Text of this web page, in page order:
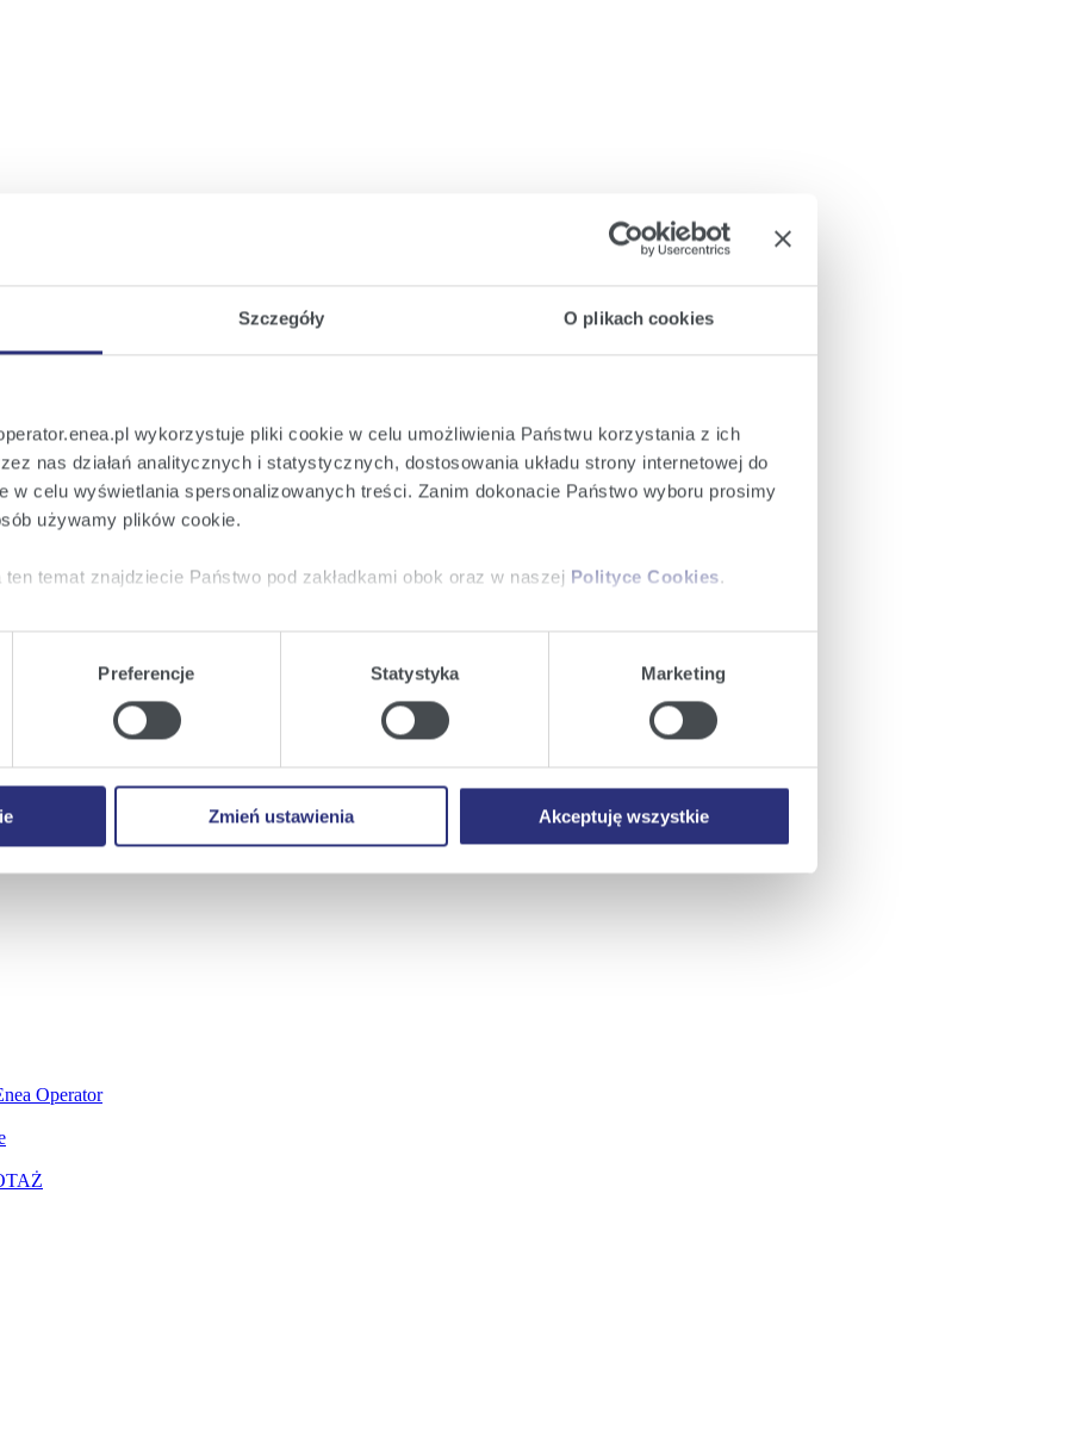
Szczegóły O plikach cookies
wykorzystuje pliki cookie w celu umożliwienia Państwu korzystania z ich
nas działań analitycznych i statystycznych, dostosowania układu strony internetowej do
w celu wyświetlania spersonalizowanych treści. Zanim dokonacie Państwo wyboru prosimy
używamy plików cookie.
ten temat znajdziecie Państwo pod zakładkami obok oraz w naszej Polityce Cookies.
wyrażają Państwo zgodę na umieszczenie wszystkich rodzajów plików cookie z
urządzeniu.
, możecie Państwo wybrać jakie rodzaje plików cookie będziemy umieszczać w Państwa
Preferencje Statystyka Marketing
Zmień ustawienia Akceptuję wszystkie
warunków przyłączenia
Operator